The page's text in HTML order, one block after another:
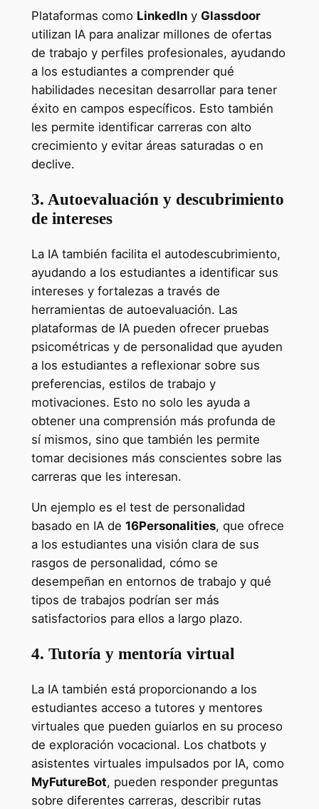
Plataformas como LinkedIny Glassdoor
utilizan IA para analizar millones de ofertas
de trabajo y perfiles profesionales, ayudando
a los estudiantes a comprender qué
habilidades necesitan desarrollar para tener
éxito en campos específicos. Esto también
les permite identificar carreras con alto
crecimiento y evitar áreas saturadas o en
declive.
3. Autoevaluación y descubrimiento
de intereses
La IA también facilita el autodescubrimiento,
ayudando a los estudiantes a identificar sus
intereses y fortalezas a través de
herramientas de autoevaluación. Las
plataformas de IA pueden ofrecer pruebas
psicométricas y de personalidad que ayuden
a los estudiantes a reflexionar sobre sus
preferencias, estilos de trabajo y
motivaciones. Esto no solo les ayuda a
obtener una comprensión más profunda de
sí mismos, sino que también les permite
tomar decisiones más conscientes sobre las
carreras que les interesan.
Un ejemplo es el test de personalidad
basado en IA de 16Personalities, que ofrece
a los estudiantes una visión clara de sus
rasgos de personalidad, cómo se
desempeñan en entornos de trabajo y qué
tipos de trabajos podrían ser más
satisfactorios para ellos a largo plazo.
4. Tutoría y mentoría virtual
La IA también está proporcionando a los
estudiantes acceso a tutores y mentores
virtuales que pueden guiarlos en su proceso
de exploración vocacional. Los chatbots y
asistentes virtuales impulsados por IA, como
MyFutureBot, pueden responder preguntas
sobre diferentes carreras, describir rutas